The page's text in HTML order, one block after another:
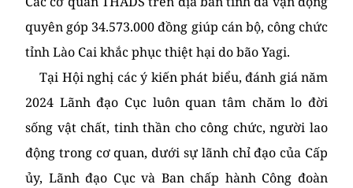
quyên góp 34.573.000 đồng giúp cán bộ, công chức
tỉnh Lào Cai khắc phục thiệt hại do bão Yagi.
Tại Hội nghị các ý kiến phát biểu, đánh giá năm
2024 Lãnh đạo Cục luôn quan tâm chăm lo đời
sống vật chất, tinh thần cho công chức, người lao
động trong cơ quan, dưới sự lãnh chỉ đạo của Cấp
ủy, Lãnh đạo Cục và Ban chấp hành Công đoàn